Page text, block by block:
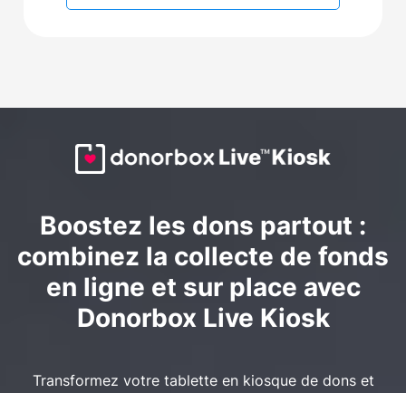
Boostez les dons partout :
combinez la collecte de fonds
en ligne et sur place avec
Donorbox Live Kiosk
Transformez votre tablette en kiosque de dons et